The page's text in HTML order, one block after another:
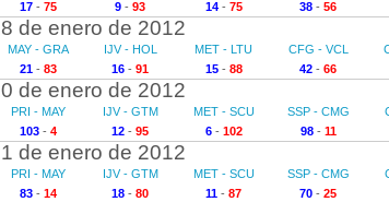
17- 75
9 - 93
14- 75
38 - 56
de enero de 2012
MAY - GRA
21- 83
IJV - HOL
16 - 91
MET - LTU
15- 88
CFG - VCL
42 - 66
de enero de 2012
PRI - MAY
103- 4
IJV - GTM
12 - 95
MET - SCU
6- 102
SSP - CMG
98- 11
de enero de 2012
PRI - MAY
83- 14
IJV - GTM
18 - 80
MET - SCU
11 - 87
SSP - CMG
70 - 25